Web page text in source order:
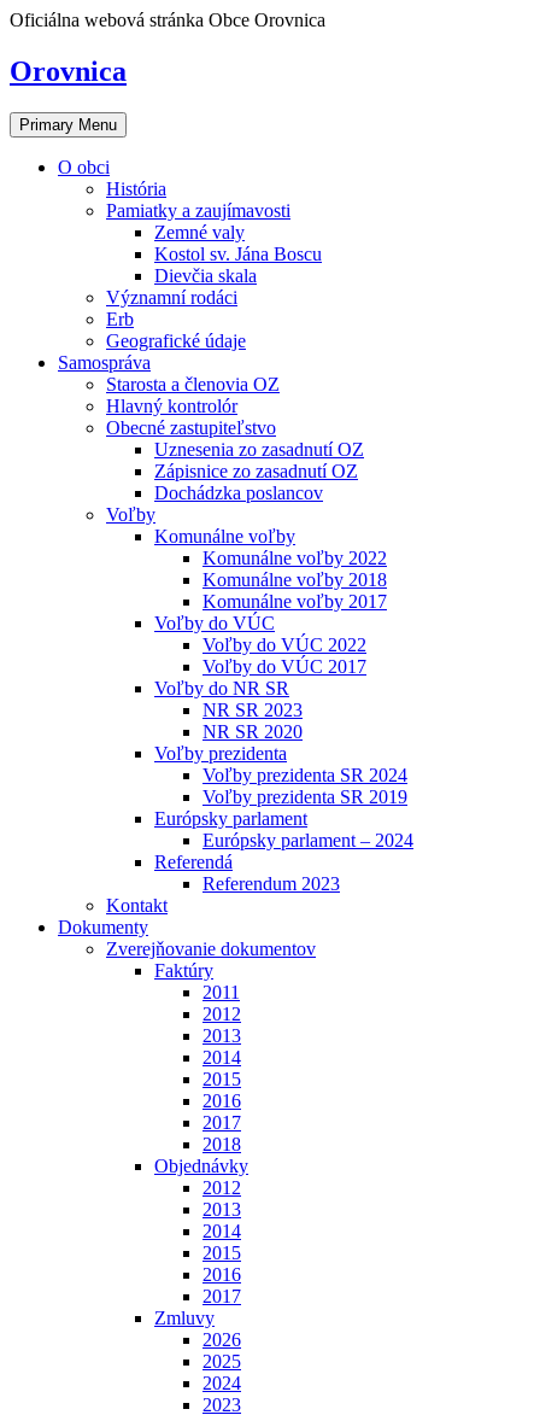
Skip
content
Oficiálna webová stránka Obce Orovnica
Orovnica
Primary Menu
O obci
História
Pamiatky a zaujímavosti
Zemné valy
Kostol sv. Jána Boscu
Dievčia skala
Významní rodáci
Erb
Geografické údaje
Samospráva
Starosta a členovia OZ
Hlavný kontrolór
Obecné zastupiteľstvo
Uznesenia zo zasadnutí OZ
Zápisnice zo zasadnutí OZ
Dochádzka poslancov
Voľby
Komunálne voľby
Komunálne voľby 2022
Komunálne voľby 2018
Komunálne voľby 2017
Voľby do VÚC
Voľby do VÚC 2022
Voľby do VÚC 2017
Voľby do NR SR
NR SR 2023
NR SR 2020
Voľby prezidenta
Voľby prezidenta SR 2024
Voľby prezidenta SR 2019
Európsky parlament
Európsky parlament – 2024
Referendá
Referendum 2023
Kontakt
Dokumenty
Zverejňovanie dokumentov
Faktúry
2011
2012
2013
2014
2015
2016
2017
2018
Objednávky
2012
2013
2014
2015
2016
2017
Zmluvy
2026
2025
2024
2023